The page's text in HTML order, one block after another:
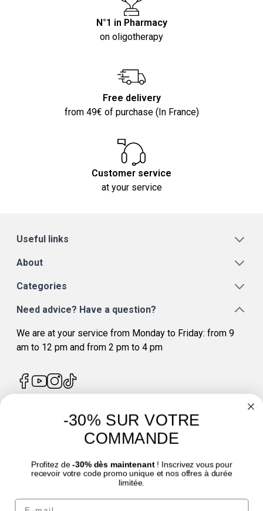
N°1 in Pharmacy
on oligotherapy
Free delivery
from 49€ of purchase (In France)
Customer service
at your service
Useful links
About
Categories
Need advice? Have a question?
We are at your service from Monday to Friday: from 9
am to 12 pm and from 2 pm to 4 pm
4.7/5
-30% SUR VOTRE
COMMANDE
Profitez de -30% dès maintenant! Inscrivez vous pour
recevoir votre code promo unique et nos offres à durée
limitée.
Email